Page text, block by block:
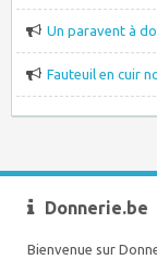
Un paravent à
Fauteuil en cuir
Donnerie.be
Bienvenue sur